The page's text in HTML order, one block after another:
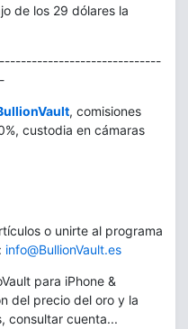
de los 29 dólares la
, comisiones
custodia en cámaras
o unirte al programa
info@BullionVault.es
para iPhone &
del precio del oro y la
consultar cuenta...